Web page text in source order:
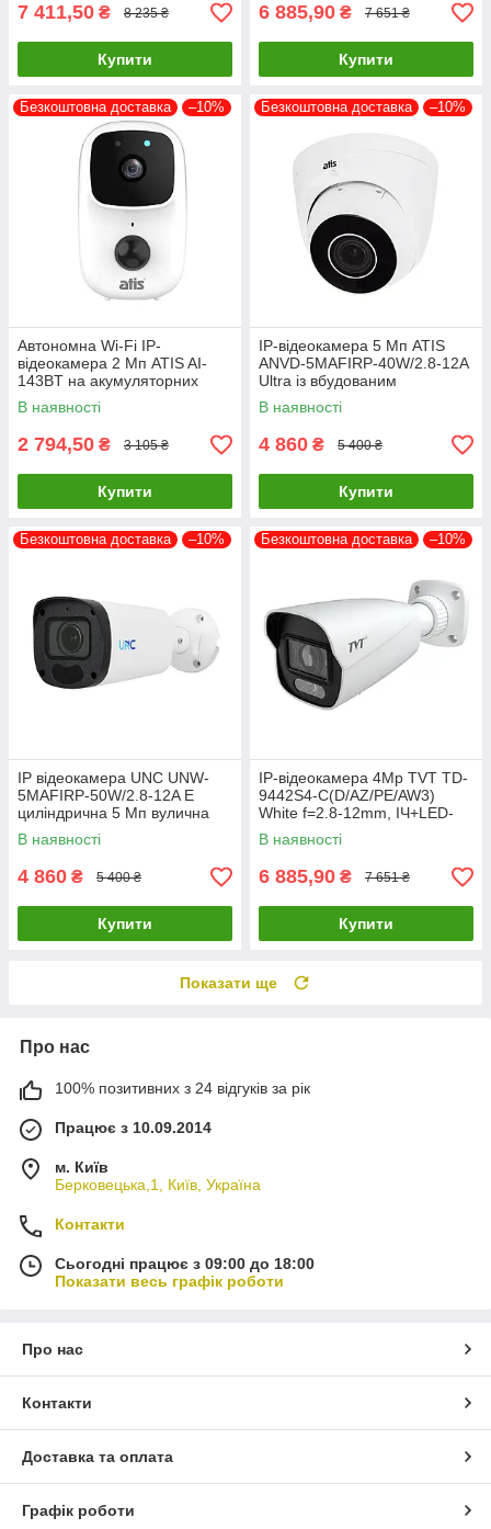
7 411,50 ₴ 8 235 ₴
Купити
6 885,90 ₴ 7 651 ₴
Купити
Безкоштовна доставка –10%
Автономна Wi-Fi IP-
відеокамера 2 Мп ATIS AI-
143BT на акумуляторних
батареях з підтримкою Tuya
Smart
В наявності
2 794,50 ₴ 3 105 ₴
Купити
Безкоштовна доставка –10%
IP-відеокамера 5 Мп ATIS
ANVD-5MAFIRP-40W/2.8-12A
Ultra із вбудованим
мікрофоном для системи
В наявності
4 860 ₴ 5 400 ₴
Купити
Безкоштовна доставка –10%
IP відеокамера UNC UNW-
5MAFIRP-50W/2.8-12A E
циліндрична 5 Мп вулична
для відеоспостереження з
моторизованим об'єктивом
В наявності
4 860 ₴ 5 400 ₴
Купити
Безкоштовна доставка –10%
IP-відеокамера 4Mp TVT TD-
9442S4-C(D/AZ/PE/AW3)
White f=2.8-12mm, ІЧ+LED-
підсвічування, з мікрофоном
В наявності
6 885,90 ₴ 7 651 ₴
Купити
Показати ще
Про нас
100% позитивних з 24 відгуків за рік
Працює з 10.09.2014
м. Київ
Берковецька,1, Київ, Україна
Контакти
Сьогодні працює з 09:00 до 18:00
Показати весь графік роботи
Про нас
Контакти
Доставка та оплата
Графік роботи